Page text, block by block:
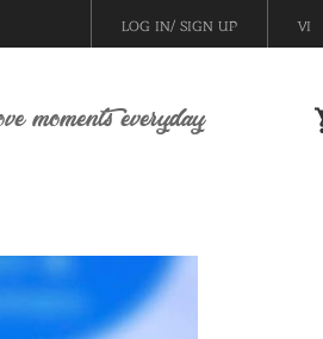
LOG IN/ SIGN UP VI
moments everyday